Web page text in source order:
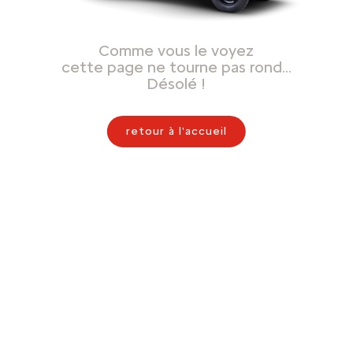
Comme vous le voyez
cette page ne tourne pas rond…
Désolé !
retour à l'accueil